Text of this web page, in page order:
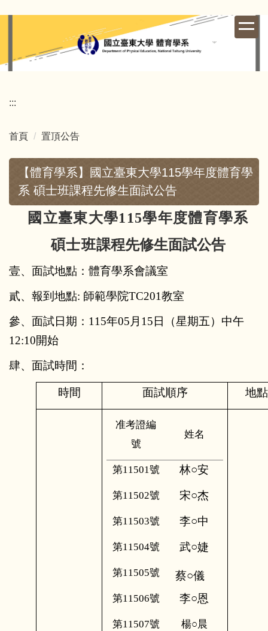
內
:::
首頁 置頂公告
【體育學系】國立臺東大學115學年度體育學
系 碩士班課程先修生面試公告
國立臺東大學115學年度體育學系
碩士班課程先修生面試公告
壹、面試地點：體育學系會議室
貳、報到地點: 師範學院TC201教室
參、面試日期：115年05月15日（星期五）中午
12:10開始
肆、面試時間：
時間 面試順序 地點
准考證編
號
姓名
第11501號 林○安
第11502號 宋○杰
第11503號 李○中
第11504號 武○婕
第11505號 蔡○儀
第11506號 李○恩
第11507號 楊○晨